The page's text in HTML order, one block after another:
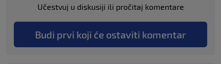
Učestvuj u diskusiji ili pročitaj komentare
Budi prvi koji će ostaviti komentar